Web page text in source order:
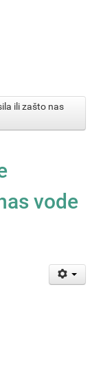
ili zašto nas
vode